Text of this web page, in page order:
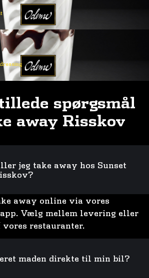
spørgsmål
away Risskov
jeg take away hos Sunset
away online via vores
Vælg mellem levering eller
restauranter.
maden direkte til min bil?